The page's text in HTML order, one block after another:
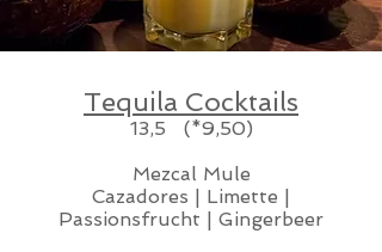
Tequila Cocktails
13,5 (*9,50)
Mezcal Mule
Cazadores | Limette |
Passionsfrucht | Gingerbeer